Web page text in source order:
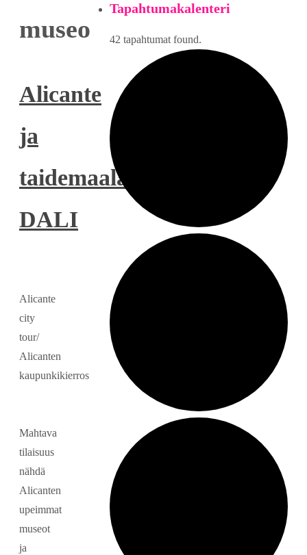
museo
Alicante
ja
taidemaalari
DALI
Alicante
city
tour/
Alicanten
kaupunkikierros
Mahtava
tilaisuus
nähdä
Alicanten
upeimmat
museot
ja
Tapahtumakalenteri
42 tapahtumat found.